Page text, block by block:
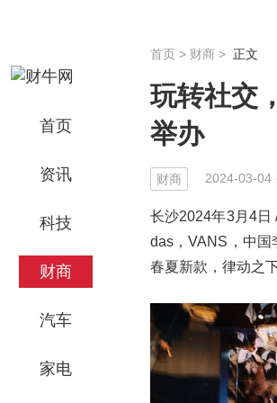
首页
资讯
科技
财商
汽车
家电
首页 > 财商 > 正文
玩转社交
举办
财商 2024-03-04 ·
长沙2024年3月4日
das，VANS，中国
春夏新款，律动之